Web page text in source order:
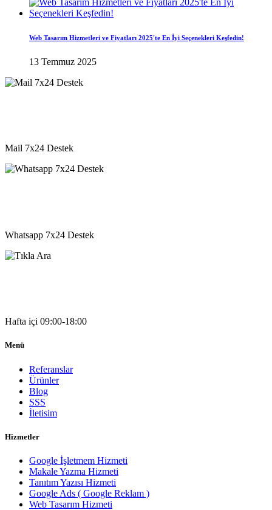
Web Tasarım Hizmetleri ve Fiyatları 2025'te En İyi Seçenekleri Keşfedin!
13 Temmuz 2025
Mail 7x24 Destek
Whatsapp 7x24 Destek
Hafta içi 09:00-18:00
Menü
Referanslar
Ürünler
Blog
SSS
İletisim
Hizmetler
Google İşletmem Hizmeti
Makale Yazma Hizmeti
Tanıtım Yazısı Hizmeti
Google Ads ( Google Reklam )
Web Tasarım Hizmeti